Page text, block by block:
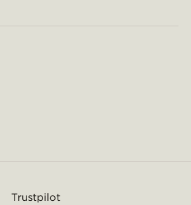
Trustpilot